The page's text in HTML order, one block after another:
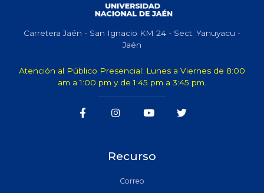
Carretera Jaén - San Ignacio KM 24 - Sect. Yanuyacu -
Jaén
Atención al Público Presencial: Lunes a Viernes de 8:00
am a 1:00 pm y de 1:45 pm a 3:45 pm.
Recurso
Correo